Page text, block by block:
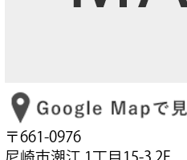
〒661-0976
尼崎市潮江 1丁目15-3 2F